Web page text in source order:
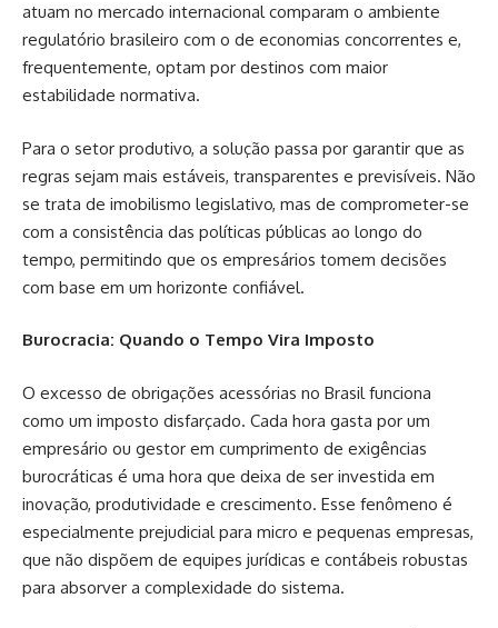
atuam no mercado internacional comparam o ambiente
regulatório brasileiro com o de economias concorrentes e,
frequentemente, optam por destinos com maior
estabilidade normativa.
Para o setor produtivo, a solução passa por garantir que as
regras sejam mais estáveis, transparentes e previsíveis. Não
se trata de imobilismo legislativo, mas de comprometer-se
com a consistência das políticas públicas ao longo do
tempo, permitindo que os empresários tomem decisões
com base em um horizonte confiável.
Burocracia: Quando o Tempo Vira Imposto
O excesso de obrigações acessórias no Brasil funciona
como um imposto disfarçado. Cada hora gasta por um
empresário ou gestor em cumprimento de exigências
burocráticas é uma hora que deixa de ser investida em
inovação, produtividade e crescimento. Esse fenômeno é
especialmente prejudicial para micro e pequenas empresas,
que não dispõem de equipes jurídicas e contábeis robustas
para absorver a complexidade do sistema.